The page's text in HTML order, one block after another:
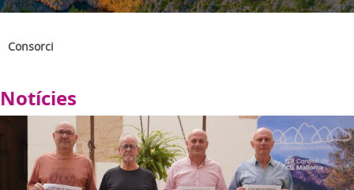
Consorci
Notícies